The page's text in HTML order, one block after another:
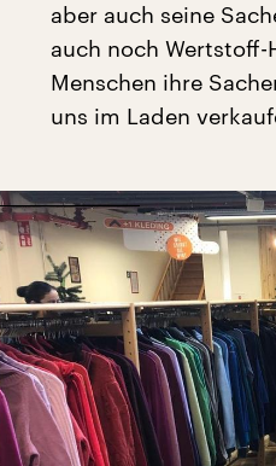
aber auch seine
auch noch Wertstoff-
Menschen ihre
uns im Laden